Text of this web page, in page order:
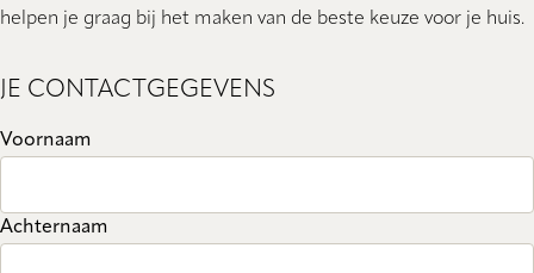
helpen je graag bij het maken van de beste keuze voor je huis.
JE CONTACTGEGEVENS
Voornaam
Achternaam